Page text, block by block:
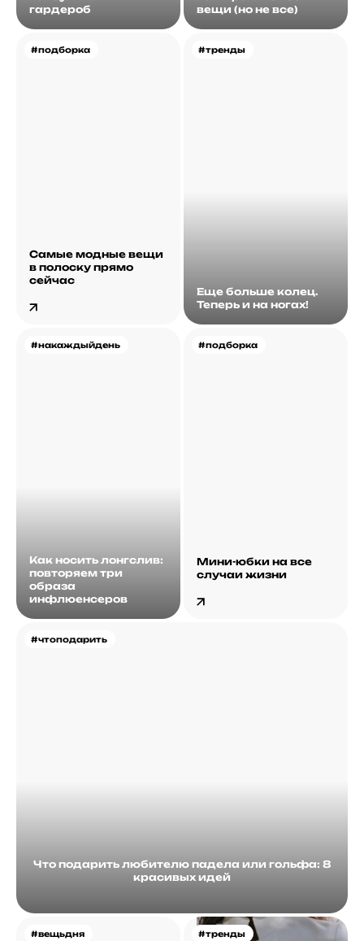
гардероб
вещи (но не все)
#подборка
Самые модные вещи
в полоску прямо
сейчас
#тренды
Еще больше колец.
Теперь и на ногах!
#накаждыйдень
Как носить лонгслив:
повторяем три
образа
инфлюенсеров
#чтоподарить
Что подарить любителю падела или гольфа: 8
красивых идей
#подборка
Мини-юбки на все
случаи жизни
#вещьдня #тренды